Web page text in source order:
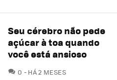
Seu cérebro não pede
açúcar à toa quando
você está ansioso
0 COMENTÁRIOS
HÁ 2 MESES